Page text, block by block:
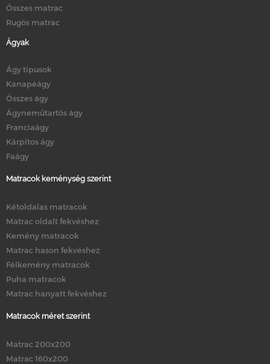
Összes matrac
Rugós matrac
Ágyak
Ágy típusok
Kanapéágy
Összes ágy
Ágyneműtartós ágy
Franciaágy
Kárpitos ágy
Faágy
Matracok keménység szerint
Kétoldalas matracok
Matrac oldalt fekvéshez
Kemény matracok
Matrac hason fekvéshez
Félkemény matracok
Puha matracok
Matrac hanyatt fekvéshez
Matracok méret szerint
Matrac 200x200
Matrac 160x200